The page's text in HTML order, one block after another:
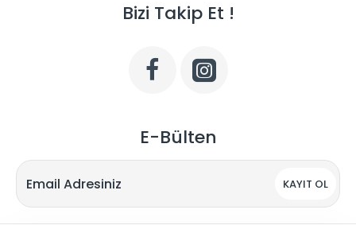
Bizi Takip Et !
E-Bülten
KAYIT OL